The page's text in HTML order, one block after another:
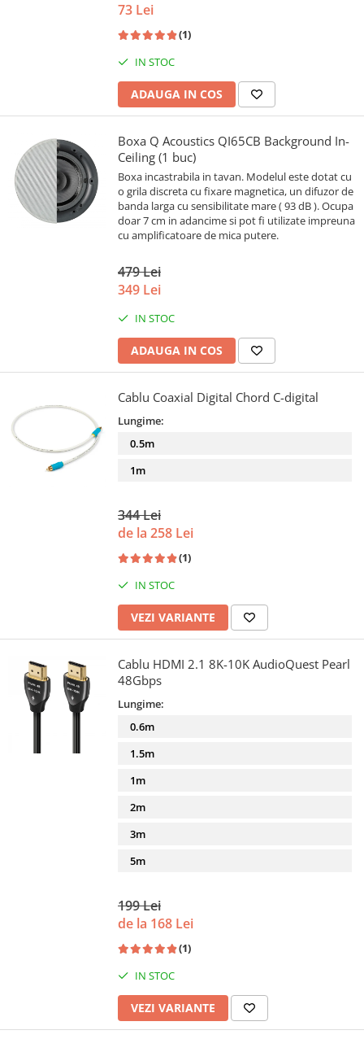
73 Lei
(1)
IN STOC
ADAUGA IN COS
Boxa Q Acoustics QI65CB Background In-
Ceiling (1 buc)
Boxa incastrabila in tavan. Modelul este dotat cu
o grila discreta cu fixare magnetica, un difuzor de
banda larga cu sensibilitate mare ( 93 dB ). Ocupa
doar 7 cm in adancime si pot fi utilizate impreuna
cu amplificatoare de mica putere.
479 Lei
349 Lei
IN STOC
ADAUGA IN COS
Cablu Coaxial Digital Chord C-digital
Lungime:
0.5m
1m
344 Lei
de la 258 Lei
(1)
IN STOC
VEZI VARIANTE
Cablu HDMI 2.1 8K-10K AudioQuest Pearl
48Gbps
Lungime:
0.6m
1.5m
1m
2m
3m
5m
199 Lei
de la 168 Lei
(1)
IN STOC
VEZI VARIANTE